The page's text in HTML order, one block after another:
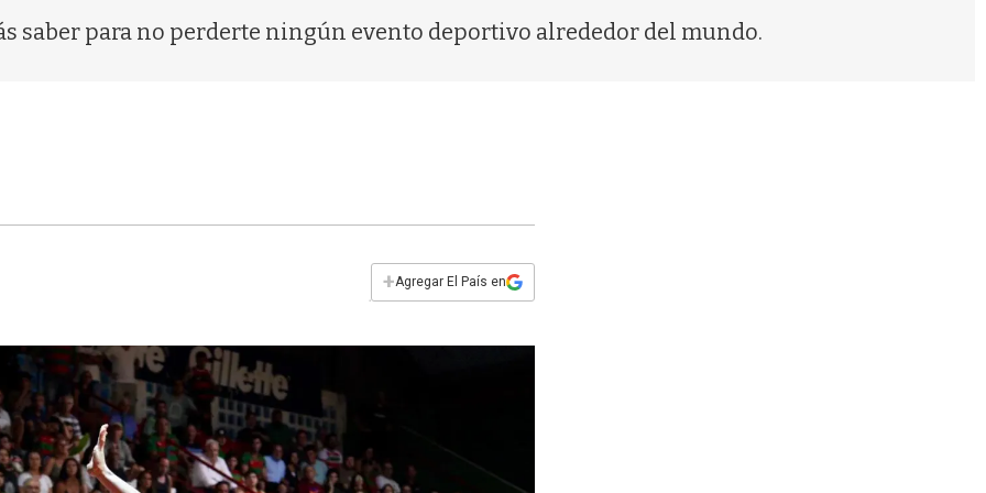
saber para no perderte ningún evento deportivo alrededor del mundo.
+Agregar El País en